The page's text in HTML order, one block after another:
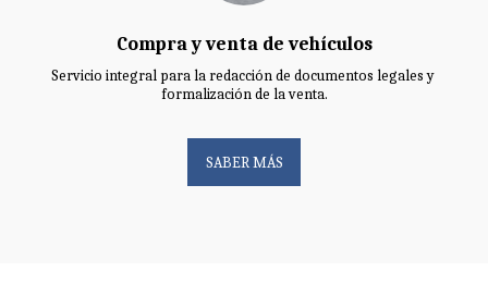
Compra y venta de vehículos
Servicio integral para la redacción de documentos legales y
formalización de la venta.
SABER MÁS